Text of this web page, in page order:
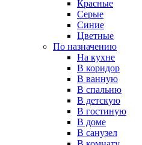
Красные
Серые
Синие
Цветные
По назначению
На кухне
В коридор
В ванную
В спальню
В детскую
В гостиную
В доме
В санузел